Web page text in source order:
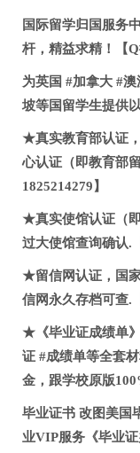
国际留学归国服务
杆，精益求精！【Q
为英国 #加拿大 #
坡等国留学生提供
★真实教育部认证
心认证（即教育部
1825214279】
★真实使馆认证（
过大使馆查询确认.
★留信网认证，国
信网永久存档可查.
★《毕业证成绩单
证 #成绩单等全套
金，跟学校原版
毕业证书 改图美国
业VIP服务《毕业